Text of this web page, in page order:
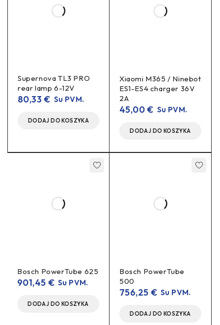
Supernova TL3 PRO
rear lamp 6-12V
80,33€ Su PVM.
DODAJ DO KOSZYKA
Xiaomi M365 / Ninebot
ES1-ES4 charger 36V
2A
45,00€ Su PVM.
DODAJ DO KOSZYKA
Bosch PowerTube 625
901,45 € Su PVM.
DODAJ DO KOSZYKA
Bosch PowerTube
500
756,25 € Su PVM.
DODAJ DO KOSZYKA